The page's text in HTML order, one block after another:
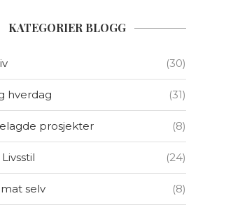
KATEGORIER BLOGG
(30)
hverdag (31)
prosjekter (8)
(24)
selv (8)